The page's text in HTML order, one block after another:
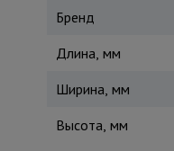
Бренд
Длина, мм
Ширина, мм
Высота, мм